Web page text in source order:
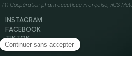
(1) Coopération pharmaceutique Française, RCS
INSTAGRAM
FACEBOOK
TIKTOK
YOUTUBE